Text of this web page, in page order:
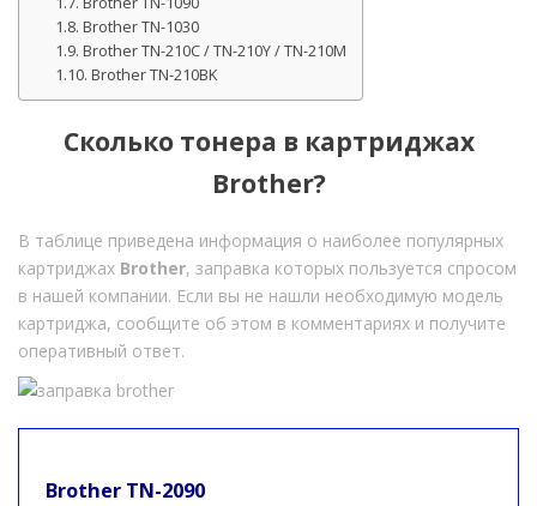
Brother TN-1030
Brother TN-210C / TN-210Y / TN-210M
Brother TN-210BK
Сколько тонера в картриджах
Brother?
В таблице приведена информация о наиболее популярных
картриджах Brother, заправка которых пользуется спросом
в нашей компании. Если вы не нашли необходимую модель
картриджа, сообщите об этом в комментариях и получите
оперативный ответ.
Brother TN-2090